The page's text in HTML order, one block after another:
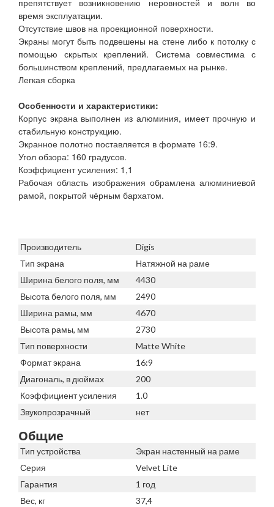
препятствует возникновению неровностей и волн во
время эксплуатации.
Отсутствие швов на проекционной поверхности.
Экраны могут быть подвешены на стене либо к потолку с
помощью скрытых креплений. Система совместима с
большинством креплений, предлагаемых на рынке.
Легкая сборка
Особенности и характеристики:
Корпус экрана выполнен из алюминия, имеет прочную и
стабильную конструкцию.
Экранное полотно поставляется в формате 16:9.
Угол обзора: 160 градусов.
Коэффициент усиления: 1,1
Рабочая область изображения обрамлена алюминиевой
рамой, покрытой чёрным бархатом.
Производитель
Digis
Тип экрана
Натяжной на раме
Ширина белого поля, мм
4430
Высота белого поля, мм
2490
Ширина рамы, мм
4670
Высота рамы, мм
2730
Тип поверхности
Matte White
Формат экрана
16:9
Диагональ, в дюймах
200
Коэффициент усиления
1.0
Звукопрозрачный
нет
Общие
Тип устройства
Экран настенный на раме
Серия
Velvet Lite
Гарантия
1 год
Вес, кг
37,4